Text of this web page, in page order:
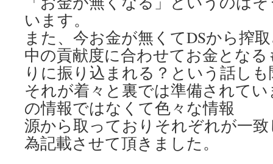
います。
また、今お金が無くてDSから搾
中の貢献度に合わせてお金とな
りに振り込まれる？という話し
それが着々と裏では準備されて
の情報ではなくて色々な情報
源から取っておりそれぞれが一
為記載させて頂きました。